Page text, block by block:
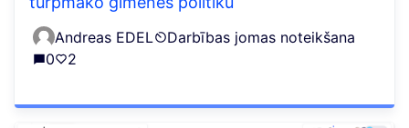
Andreas EDEL
Darbības jomas noteikšana
0
2